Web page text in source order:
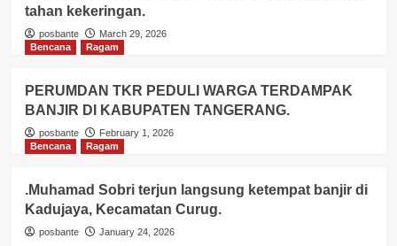
tahan kekeringan.
posbante
March 29, 2026
Bencana
Ragam
PERUMDAN TKR PEDULI WARGA TERDAMPAK
BANJIR DI KABUPATEN TANGERANG.
posbante
February 1, 2026
Bencana
Ragam
.Muhamad Sobri terjun langsung ketempat banjir di
Kadujaya, Kecamatan Curug.
posbante January 24, 2026